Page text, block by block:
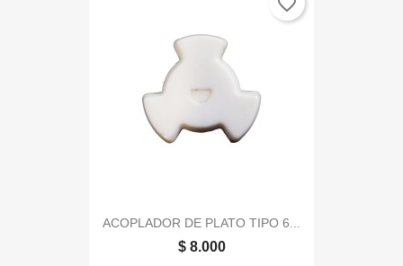
ACOPLADOR DE PLATO TIPO 6...
$ 8.000